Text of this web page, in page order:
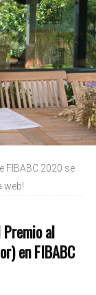
FIBABC 2020 se
web!
Premio al
en FIBABC